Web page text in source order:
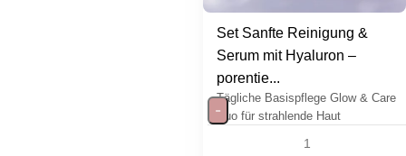
Set Sanfte Reinigung &
Serum mit Hyaluron –
porentie...
Tägliche Basispflege Glow & Care
Duo für strahlende Haut
-